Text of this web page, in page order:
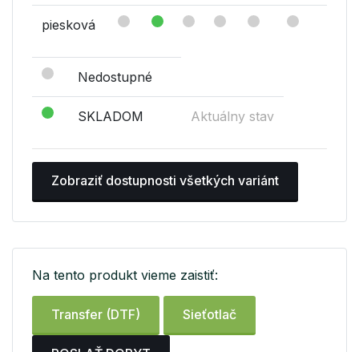
piesková
Nedostupné
SKLADOM Aktuálny stav
Zobraziť dostupnosti všetkých variánt
Na tento produkt vieme zaistiť:
Transfer (DTF) Sieťotlač